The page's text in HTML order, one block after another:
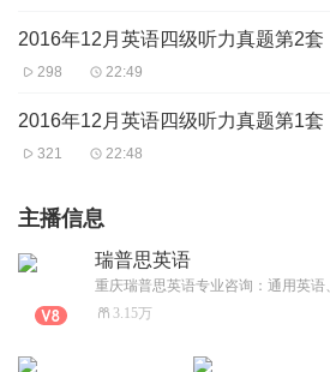
2016年12月英语四级听力真题第2套
298 22:49
2016年12月英语四级听力真题第1套
321 22:48
主播信息
瑞普思英语
3.15万